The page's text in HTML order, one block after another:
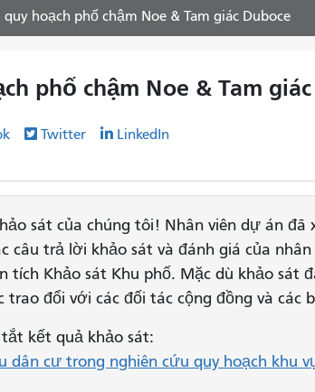
hoạch phố chậm Noe & Tam giác Duboce
phố chậm Noe & Tam
Twitter LinkedIn
sát của chúng tôi! Nhân viên dự án đã
câu trả lời khảo sát và đánh giá của
tích Khảo sát Khu phố. Mặc dù khảo sát
đổi với các đối tác cộng đồng và các
kết quả khảo sát:
dân cư trong nghiên cứu quy hoạch khu